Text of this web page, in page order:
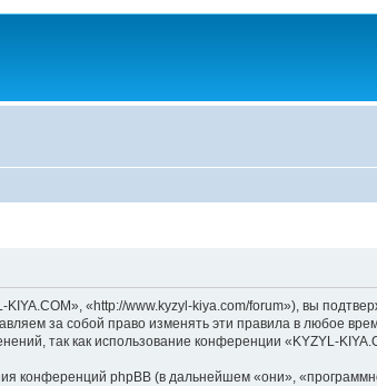
«http://www.kyzyl-kiya.com/forum»), вы
за собой право изменять эти правила в любое
так как использование конференции «KYZYL-
конференций phpBB (в дальнейшем «они»,